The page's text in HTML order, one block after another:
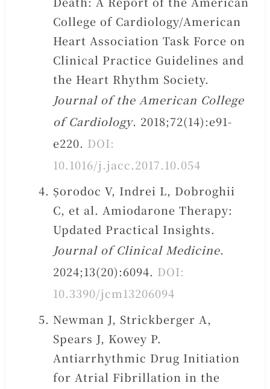
College of Cardiology/American
Heart Association Task Force on
Clinical Practice Guidelines and
the Heart Rhythm Society.
Journal of the American College
of Cardiology. 2018;72(14):e91-
e220. DOI:
10.1016/j.jacc.2017.10.054
Șorodoc V, Indrei L, Dobroghii
C, et al. Amiodarone Therapy:
Updated Practical Insights.
Journal of Clinical Medicine.
2024;13(20):6094. DOI:
10.3390/jcm13206094
Newman J, Strickberger A,
Spears J, Kowey P.
Antiarrhythmic Drug Initiation
for Atrial Fibrillation in the